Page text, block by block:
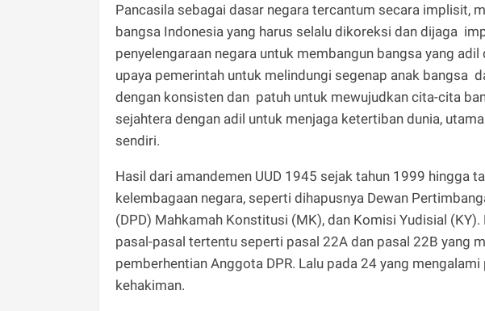
Pancasila sebagai dasar negara tercantum secara implisit,
bangsa Indonesia yang harus selalu dikoreksi dan dijaga
penyelengaraan negara untuk membangun bangsa yang
upaya pemerintah untuk melindungi segenap anak bangsa
dengan konsisten dan patuh untuk mewujudkan cita-cita
sejahtera dengan adil untuk menjaga ketertiban dunia,
sendiri.
Hasil dari amandemen UUD 1945 sejak tahun 1999 hingga
kelembagaan negara, seperti dihapusnya Dewan
(DPD) Mahkamah Konstitusi (MK), dan Komisi Yudisial
pasal-pasal tertentu seperti pasal 22A dan pasal 22B yang
pemberhentian Anggota DPR. Lalu pada 24 yang
kehakiman.